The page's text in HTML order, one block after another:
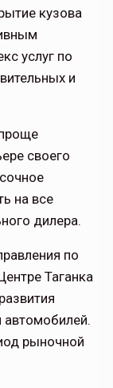
кузова
услуг по
и
своего
на все
дилера.
по
Таганка
автомобилей.
рыночной